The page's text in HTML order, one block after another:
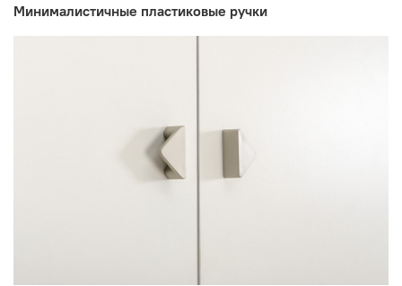
Минималистичные пластиковые ручки